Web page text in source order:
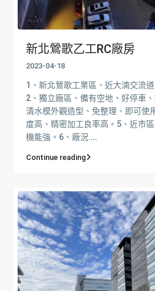
新北鶯歌乙工RC廠房
2023-04-18
1、新北鶯歌工業區、近大湳交流
2、獨立廠區、備有空地、好停車
清水模外觀造型、免整理、即可使
度高、精密加工良率高。5、近市
機能強。6、廠況 ...
Continue reading